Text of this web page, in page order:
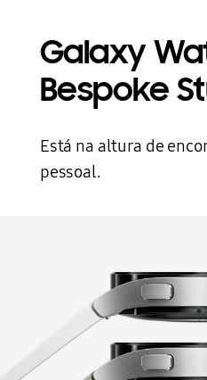
Galaxy
Bespoke
Está na altura de
pessoal.